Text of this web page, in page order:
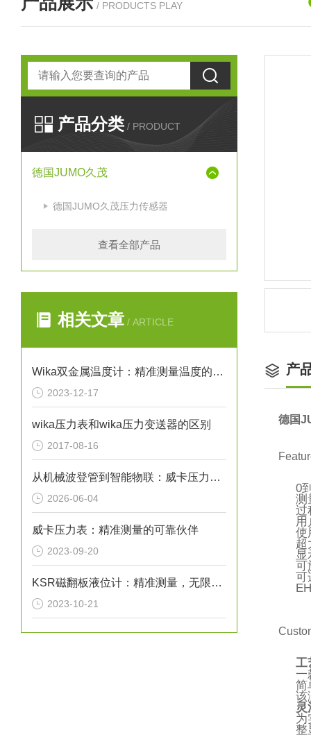
/ PRODUCTS PLAY
产品分类 / PRODUCT
德国JUMO久茂
德国JUMO久茂压力传感器
查看全部产品
相关文章 / ARTICLE
Wika双金属温度计：精准测量温度的理想选择
2023-12-17
wika压力表和wika压力变送器的区别
2017-08-16
从机械波登管到智能物联：威卡压力表如何赋能工业？
2026-06-04
威卡压力表：精准测量的可靠伙伴
2023-09-20
KSR磁翻板液位计：精准测量，无限可能
2023-10-21
产
德国
0
测
过
用
使
超
显
可
可
工
一
简
该
灵
为
整